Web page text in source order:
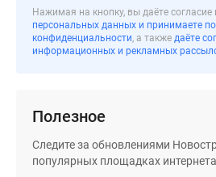
Машино-
места
Апартаменты
ипотека
Квартиры
Нажимая на кнопку, вы даёте согласие
персональных данных и принимаете
конфиденциальности, а также даёте
информационных и рекламных
Полезное
Следите за обновлениями
популярных площадках интернета